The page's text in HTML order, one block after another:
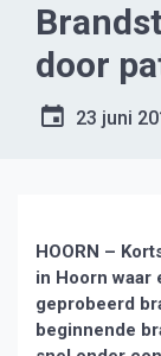
door
23 juni
HOORN –
in Hoorn waar
geprobeerd
beginnende